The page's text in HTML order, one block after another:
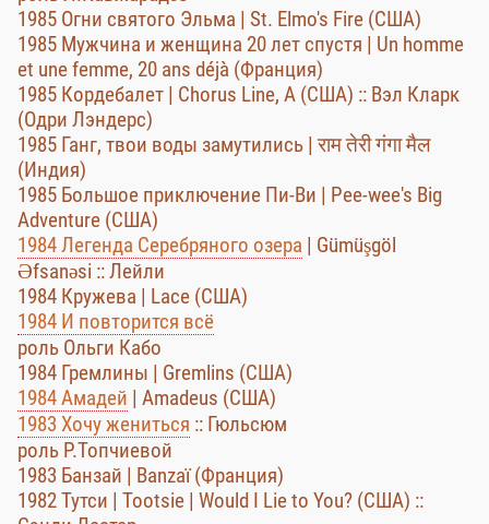
1985 Огни святого Эльма | St. Elmo's Fire (США)
1985 Мужчина и женщина 20 лет спустя | Un homme
et une femme, 20 ans déjà (Франция)
1985 Кордебалет | Chorus Line, A (США) :: Вэл Кларк
(Одри Лэндерс)
1985 Ганг, твои воды замутились | राम तेरी गंगा मैल
(Индия)
1985 Большое приключение Пи-Ви | Pee-wee's Big
Adventure (США)
1984 Легенда Серебряного озера | Gümüşgöl
Əfsanəsi :: Лейли
1984 Кружева | Lace (США)
1984 И повторится всё
роль Ольги Кабо
1984 Гремлины | Gremlins (США)
1984 Амадей | Amadeus (США)
1983 Хочу жениться :: Гюльсюм
роль Р.Топчиевой
1983 Банзай | Banzaï (Франция)
1982 Тутси | Tootsie | Would I Lie to You? (США) ::